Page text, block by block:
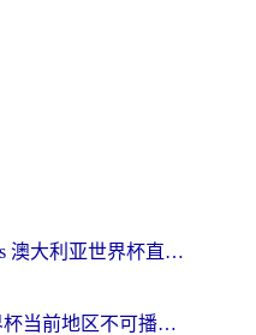
在国外怎么看美国 vs 澳大利亚世界杯直播？海外党必藏的中文解说观赛指南
在加拿大看抖音世界杯当前地区不可播放？海外党体育观赛终极指南